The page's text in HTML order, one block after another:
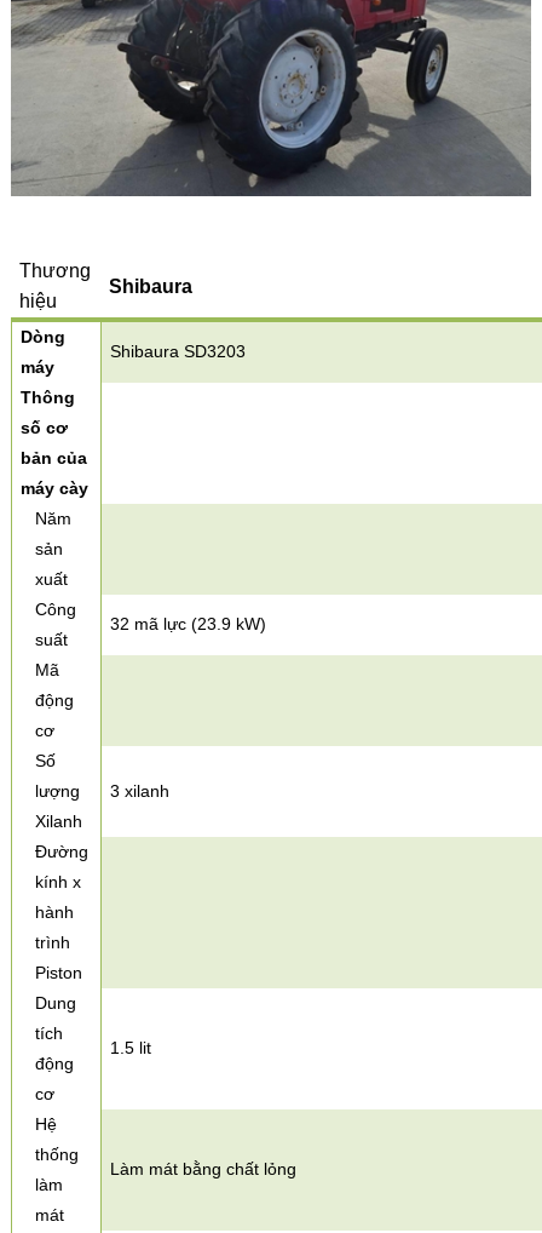
Thương
hiệu
Shibaura
Dòng
máy
Shibaura SD3203
Thông
số cơ
bản của
máy cày
Năm
sản
xuất
Công
suất
32 mã lực (23.9 kW)
Mã
động
cơ
Số
lượng
Xilanh
3 xilanh
Đường
kính x
hành
trình
Piston
Dung
tích
động
cơ
1.5 lit
Hệ
thống
làm
mát
Làm mát bằng chất lỏng